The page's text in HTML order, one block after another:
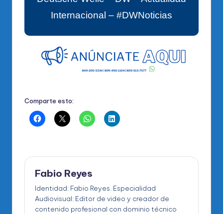
Internacional – #DWNoticias
Comparte esto:
Fabio Reyes
Identidad: Fabio Reyes. Especialidad
Audiovisual: Editor de video y creador de
contenido profesional con dominio técnico